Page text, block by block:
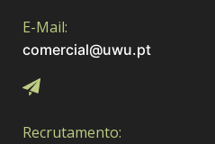
E-Mail:
comercial@uwu.pt
Recrutamento: